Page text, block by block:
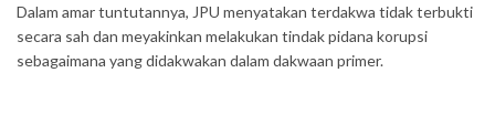
Dalam amar tuntutannya, JPU menyatakan terdakwa tidak terbukti
secara sah dan meyakinkan melakukan tindak pidana korupsi
sebagaimana yang didakwakan dalam dakwaan primer.